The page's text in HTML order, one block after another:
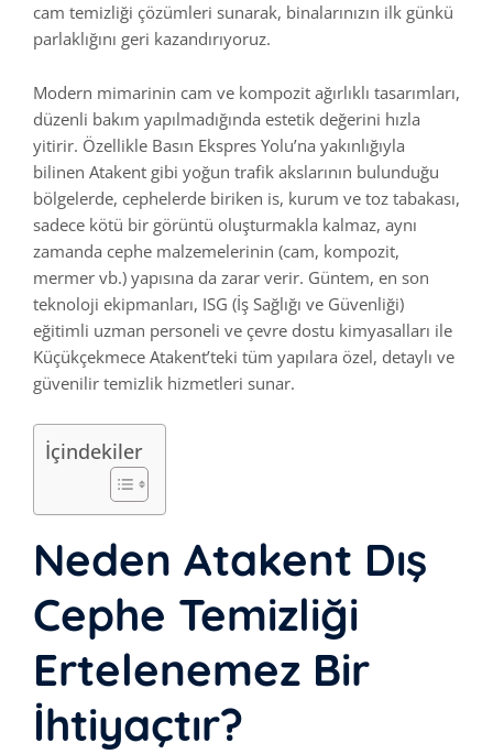
cam temizliği çözümleri sunarak, binalarınızın ilk günkü
parlaklığını geri kazandırıyoruz.
Modern mimarinin cam ve kompozit ağırlıklı tasarımları,
düzenli bakım yapılmadığında estetik değerini hızla
yitirir. Özellikle Basın Ekspres Yolu’na yakınlığıyla
bilinen Atakent gibi yoğun trafik akslarının bulunduğu
bölgelerde, cephelerde biriken is, kurum ve toz tabakası,
sadece kötü bir görüntü oluşturmakla kalmaz, aynı
zamanda cephe malzemelerinin (cam, kompozit,
mermer vb.) yapısına da zarar verir. Güntem, en son
teknoloji ekipmanları, ISG (İş Sağlığı ve Güvenliği)
eğitimli uzman personeli ve çevre dostu kimyasalları ile
Küçükçekmece Atakent’teki tüm yapılara özel, detaylı ve
güvenilir temizlik hizmetleri sunar.
İçindekiler
Neden Atakent Dış
Cephe Temizliği
Ertelenemez Bir
İhtiyaçtır?